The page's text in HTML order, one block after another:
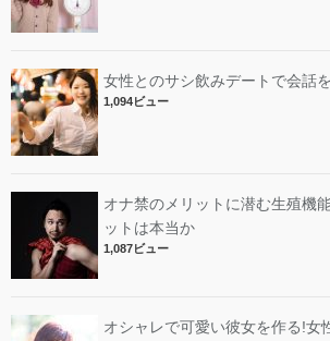
女性とのサシ飲みデートで会話
1,094ビュー
オナ禁のメリットに潜む生殖機
ットは本当か
1,087ビュー
オシャレで可愛い彼女を作る!女